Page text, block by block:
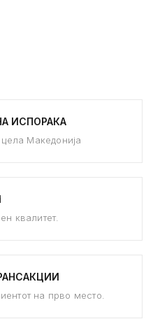
ИСПОРАКА
Македонија
квалитет.
на прво место.